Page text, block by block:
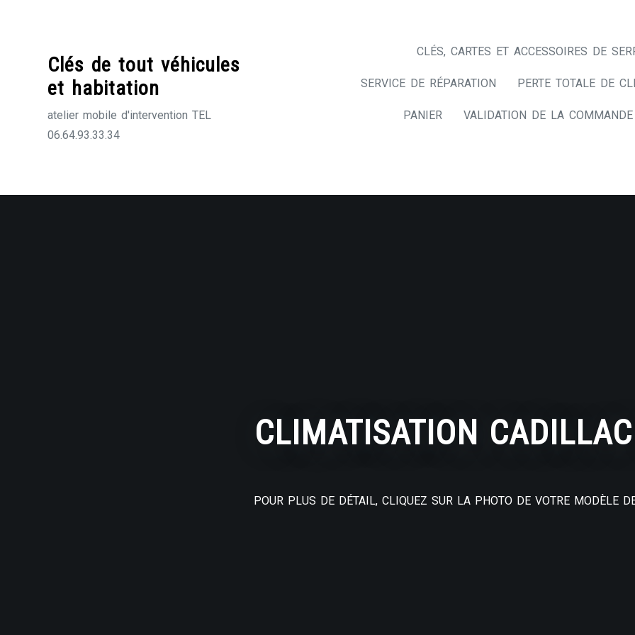
Clés de tout véhicules
et habitation
atelier mobile d'intervention TEL
06.64.93.33.34
CLÉS, CARTES ET ACCESSOIRES DE
SERVICE DE RÉPARATION PERTE TOTALE DE
PANIER VALIDATION DE LA COMMANDE
CLIMATISATION
POUR PLUS DE DÉTAIL, CLIQUEZ SUR LA PHOTO DE VOTRE MODÈLE